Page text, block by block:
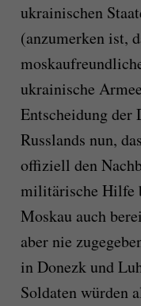
ukrainischen
(anzumerken ist,
ukrainische
Entscheidung der
Russlands nun,
offiziell den
militärische Hilfe
Moskau auch
aber nie
in Donezk und
Soldaten würden